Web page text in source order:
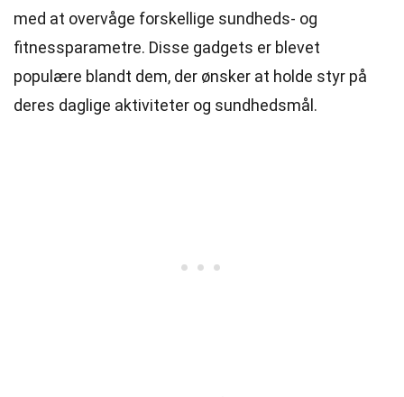
med at overvåge forskellige sundheds- og
fitnessparametre. Disse gadgets er blevet
populære blandt dem, der ønsker at holde styr på
deres daglige aktiviteter og sundhedsmål.